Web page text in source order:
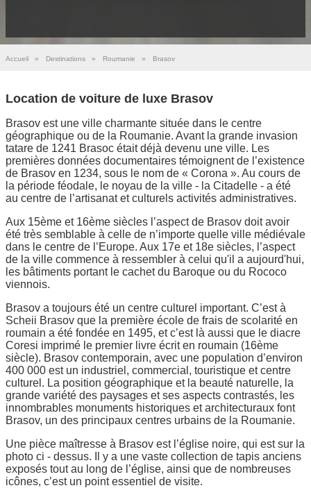
Accueil » Destinations » Roumanie » Brasov
Location de voiture de luxe Brasov
Brasov est une ville charmante située dans le centre
géographique ou de la Roumanie. Avant la grande invasion
tatare de 1241 Brasoc était déjà devenu une ville. Les
premières données documentaires témoignent de l’existence
de Brasov en 1234, sous le nom de « Corona ». Au cours de
la période féodale, le noyau de la ville - la Citadelle - a été
au centre de l’artisanat et culturels activités administratives.
Aux 15ème et 16ème siècles l’aspect de Brasov doit avoir
été très semblable à celle de n’importe quelle ville médiévale
dans le centre de l’Europe. Aux 17e et 18e siècles, l’aspect
de la ville commence à ressembler à celui qu'il a aujourd'hui,
les bâtiments portant le cachet du Baroque ou du Rococo
viennois.
Brasov a toujours été un centre culturel important. C’est à
Scheii Brasov que la première école de frais de scolarité en
roumain a été fondée en 1495, et c’est là aussi que le diacre
Coresi imprimé le premier livre écrit en roumain (16ème
siècle). Brasov contemporain, avec une population d’environ
400 000 est un industriel, commercial, touristique et centre
culturel. La position géographique et la beauté naturelle, la
grande variété des paysages et ses aspects contrastés, les
innombrables monuments historiques et architecturaux font
Brasov, un des principaux centres urbains de la Roumanie.
Une pièce maîtresse à Brasov est l’église noire, qui est sur la
photo ci - dessus. Il y a une vaste collection de tapis anciens
exposés tout au long de l’église, ainsi que de nombreuses
icônes, c’est un point essentiel de visite.